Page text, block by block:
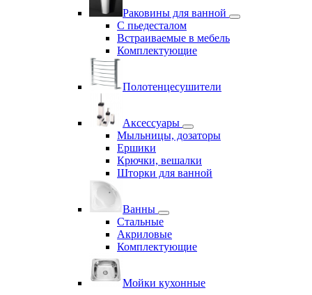
Раковины для ванной
С пьедесталом
Встраиваемые в мебель
Комплектующие
Полотенцесушители
Аксессуары
Мыльницы, дозаторы
Ершики
Крючки, вешалки
Шторки для ванной
Ванны
Стальные
Акриловые
Комплектующие
Мойки кухонные